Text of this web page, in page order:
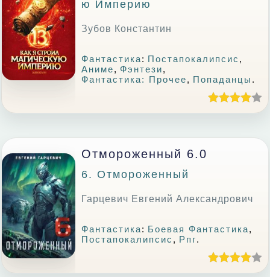
Ю Империю
Зубов Константин
Фантастика: Постапокалипсис ,
Аниме, Фэнтези,
Фантастика: Прочее, Попаданцы .
Отмороженный 6.0
6. Отмороженный
Гарцевич Евгений Александрович
Фантастика: Боевая Фантастика,
Постапокалипсис , Рпг.